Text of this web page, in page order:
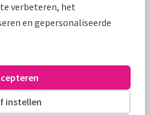
veel beterschap te
naar wens aan te passen
verbeteren, het
en gepersonaliseerde
instellen